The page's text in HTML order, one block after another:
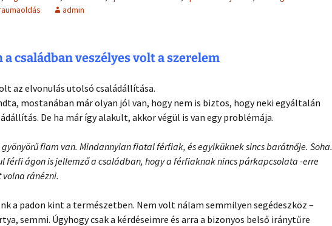
admin
a családban veszélyes volt a szerelem
az elvonulás utolsó családállítása.
mostanában már olyan jól van, hogy nem is biztos, hogy neki egyáltalán
De ha már így alakult, akkor végül is van egy problémája.
gyönyörű fiam van. Mindannyian fiatal férfiak, és egyiküknek sincs barátnője. Soha.
férfi ágon is jellemző a családban, hogy a férfiaknak nincs párkapcsolata -erre
volna ránézni.
a padon kint a természetben. Nem volt nálam semmilyen segédeszköz –
semmi. Úgyhogy csak a kérdéseimre és arra a bizonyos belső iránytűre